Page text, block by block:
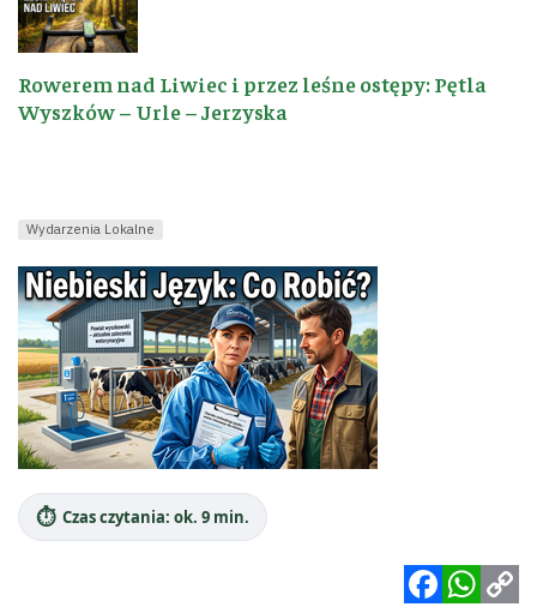
Rowerem nad Liwiec i przez leśne ostępy: Pętla
Wyszków – Urle – Jerzyska
Wydarzenia Lokalne
⏱️ Czas czytania: ok. 9 min.